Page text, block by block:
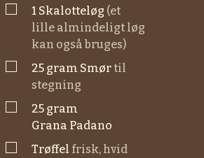
▢1 skalotteløg (et
lille almindeligt løg
kan også bruges)
▢25 gram smørtil
stegning
▢25 gram
Grana Padano
▢ trøffel frisk, hvid